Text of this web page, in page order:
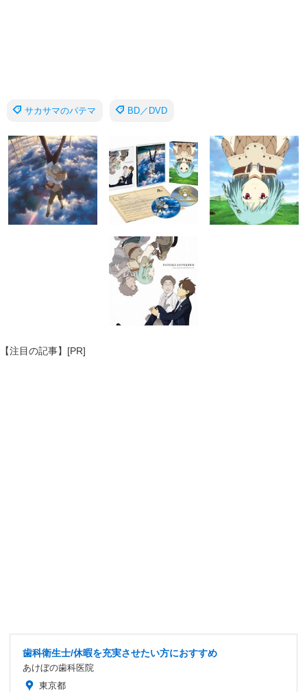
サカサマのパテマ BD／DVD
【注目の記事】[PR]
歯科衛生士/休暇を充実させたい方におすすめ
あけぼの歯科医院
東京都